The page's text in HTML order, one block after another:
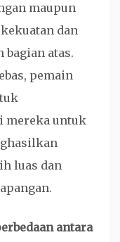
maupun
dan
atas.
pemain
mereka untuk
luas dan
antara